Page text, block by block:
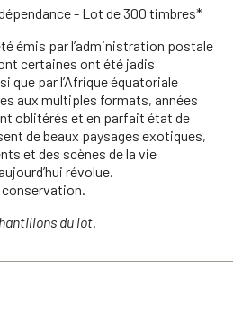
- Lot de 300 timbres*
émis par l’administration postale
certaines ont été jadis
que par l’Afrique équatoriale
aux multiples formats, années
oblitérés et en parfait état de
de beaux paysages exotiques,
et des scènes de la vie
révolue.
du lot.